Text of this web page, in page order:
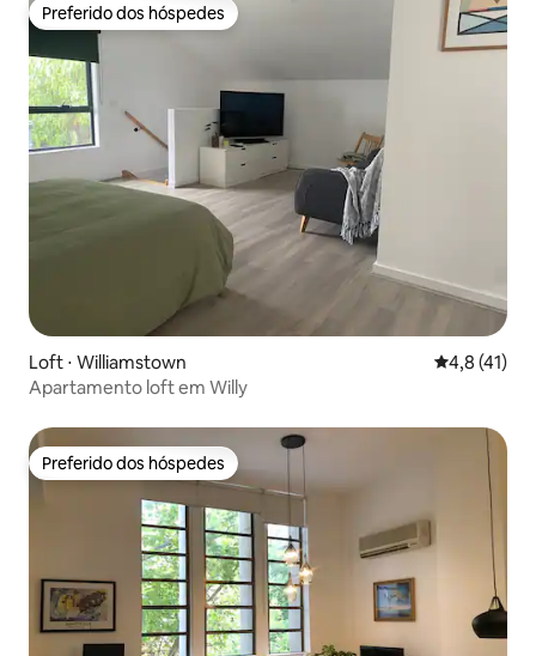
Preferido dos hóspedes
Preferido dos hóspedes
Loft ⋅ Williamstown 4,8 de uma
4,8 (41)
Apartamento loft em Willy
Preferido dos hóspedes
Preferido dos hóspedes